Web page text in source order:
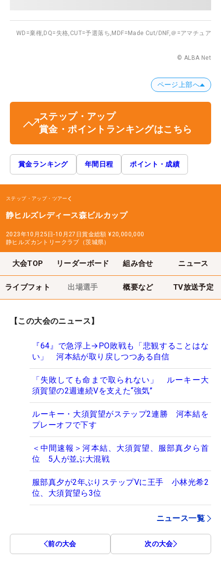
WD=棄権, DQ=失格, CUT=予選落ち, MDF=Made Cut/DNF,＠=アマチュア
© ALBA Net
ページ上部へ
ステップ・アップ
賞金・ポイントランキングはこちら
賞金ランキング 年間日程 ポイント・成績
ステップ・アップ・ツアー
静ヒルズレディース森ビルカップ
2023年10月25日-10月27日賞金総額 ¥20,000,000
静ヒルズカントリークラブ（茨城県）
大会TOP リーダーボード 組み合せ ニュース
ライブフォト 出場選手 概要など TV放送予定
【この大会のニュース】
『64』で急浮上→PO敗戦も「悲観することはな
い」 河本結が取り戻しつつある自信
「失敗しても命まで取られない」 ルーキー大
須賀望の2週連続Vを支えた“強気”
ルーキー・大須賀望がステップ2連勝 河本結を
プレーオフで下す
＜中間速報＞河本結、大須賀望、服部真夕ら首
位 5人が並ぶ大混戦
服部真夕が2年ぶりステップVに王手 小林光希2
位、大須賀望ら3位
ニュース一覧
前の大会 次の大会